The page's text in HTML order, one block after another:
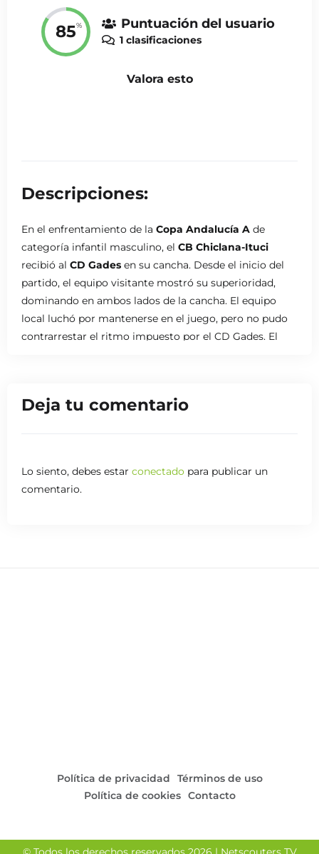
85% Puntuación del usuario
1 clasificaciones
Valora esto
Descripciones:
En el enfrentamiento de la Copa Andalucía A de
categoría infantil masculino, el CB Chiclana-Ituci
recibió al CD Gades en su cancha. Desde el inicio del
partido, el equipo visitante mostró su superioridad,
dominando en ambos lados de la cancha. El equipo
local luchó por mantenerse en el juego, pero no pudo
contrarrestar el ritmo impuesto por el CD Gades. El
Deja tu comentario
Lo siento, debes estar conectado para publicar un
comentario.
Política de privacidad
Términos de uso
Política de cookies Contacto